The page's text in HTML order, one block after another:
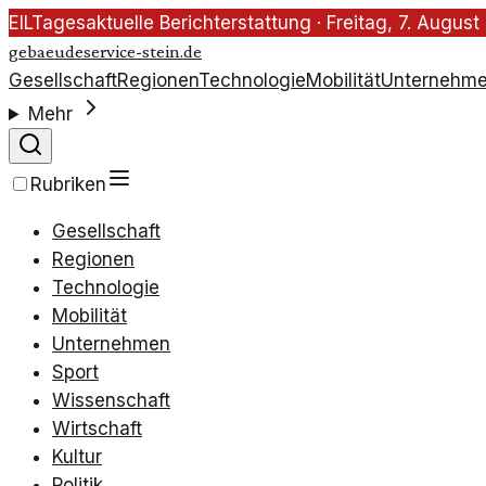
EILTagesaktuelle Berichterstattung · Freitag, 7. August
gebaeudeservice-stein.de
GesellschaftRegionenTechnologieMobilität
Mehr
Rubriken
Gesellschaft
Regionen
Technologie
Mobilität
Unternehmen
Sport
Wissenschaft
Wirtschaft
Kultur